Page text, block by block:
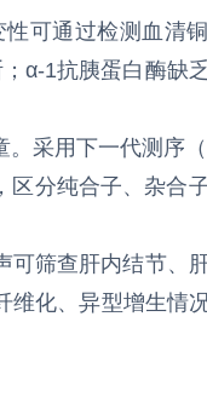
可通过检测血清
α-1抗胰蛋白酶缺
采用下一代测序（
分纯合子、杂合子
筛查肝内结节、肝
化、异型增生情